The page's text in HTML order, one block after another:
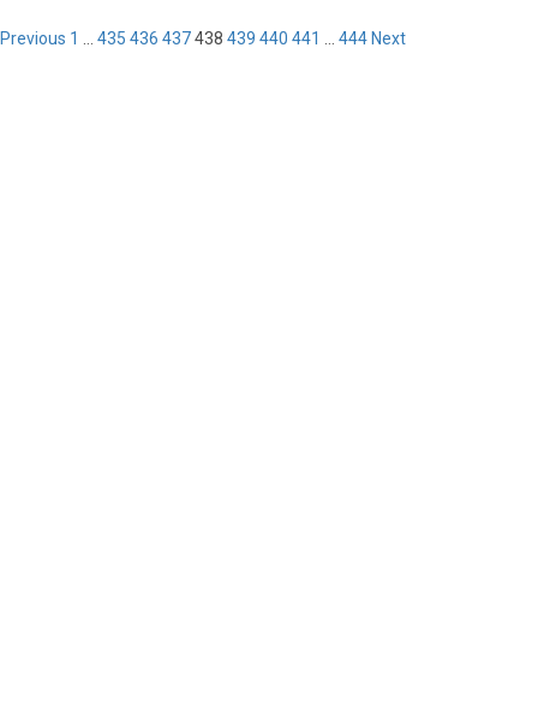
Pagination
Previous 1 435 436 437438 439 440 441 444 Next